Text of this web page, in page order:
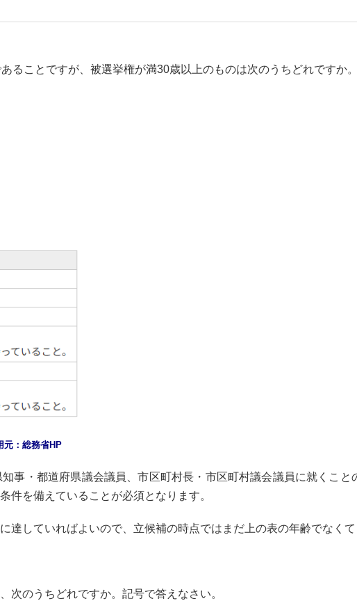
ることですが、被選挙権が満30歳以上のものは次のうちどれですか。
元：総務省HP
事・都道府県議会議員、市区町村長・市区町村議会議員に就くこと
件を備えていることが必須となります。
していればよいので、立候補の時点ではまだ上の表の年齢でなくて
次のうちどれですか。記号で答えなさい。